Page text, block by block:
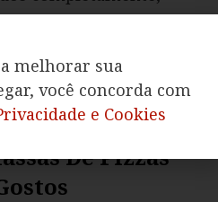
freezer para o forno
descongelar.
De Pizzas
melhorar sua
você concorda com
e Cookies